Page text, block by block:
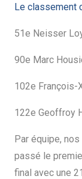
Le classement
51e Neisser
90e Marc
102e François-
122e Geoffroy
Par équipe,
passé le
final avec une